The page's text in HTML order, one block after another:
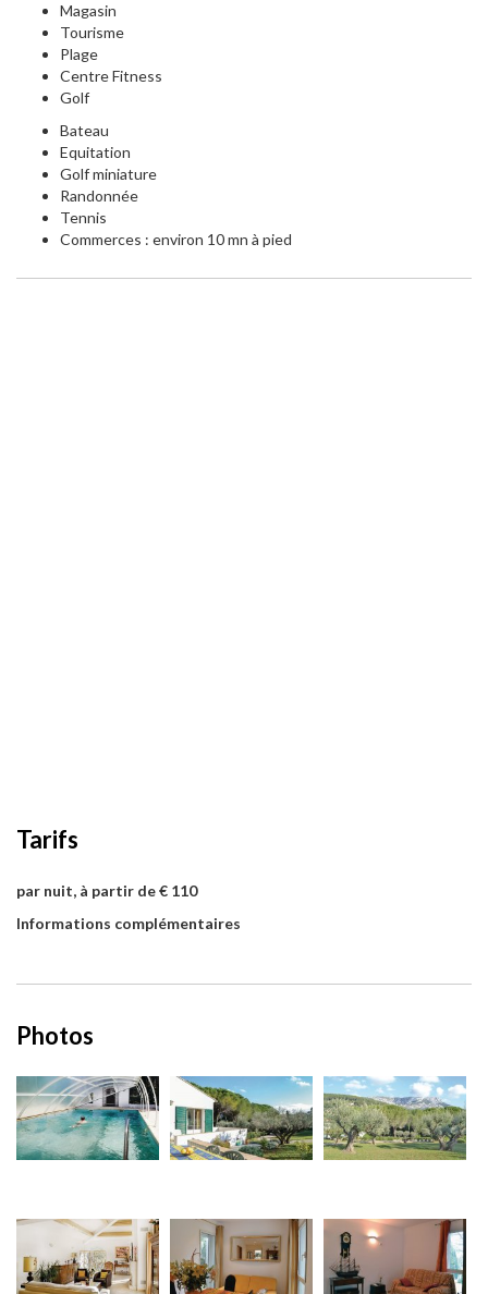
Magasin
Tourisme
Plage
Centre Fitness
Golf
Bateau
Equitation
Golf miniature
Randonnée
Tennis
Commerces : environ 10 mn à pied
Tarifs
par nuit, à partir de € 110
Informations complémentaires
Photos